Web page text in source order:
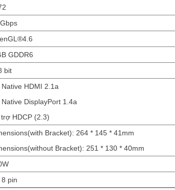
GDDR6
bit
Native HDMI 2.1a
Native DisplayPort 1.4a
trợ HDCP (2.3)
Bracket): 264 * 145 * 41mm
Bracket): 251 * 130 * 40mm
8 pin